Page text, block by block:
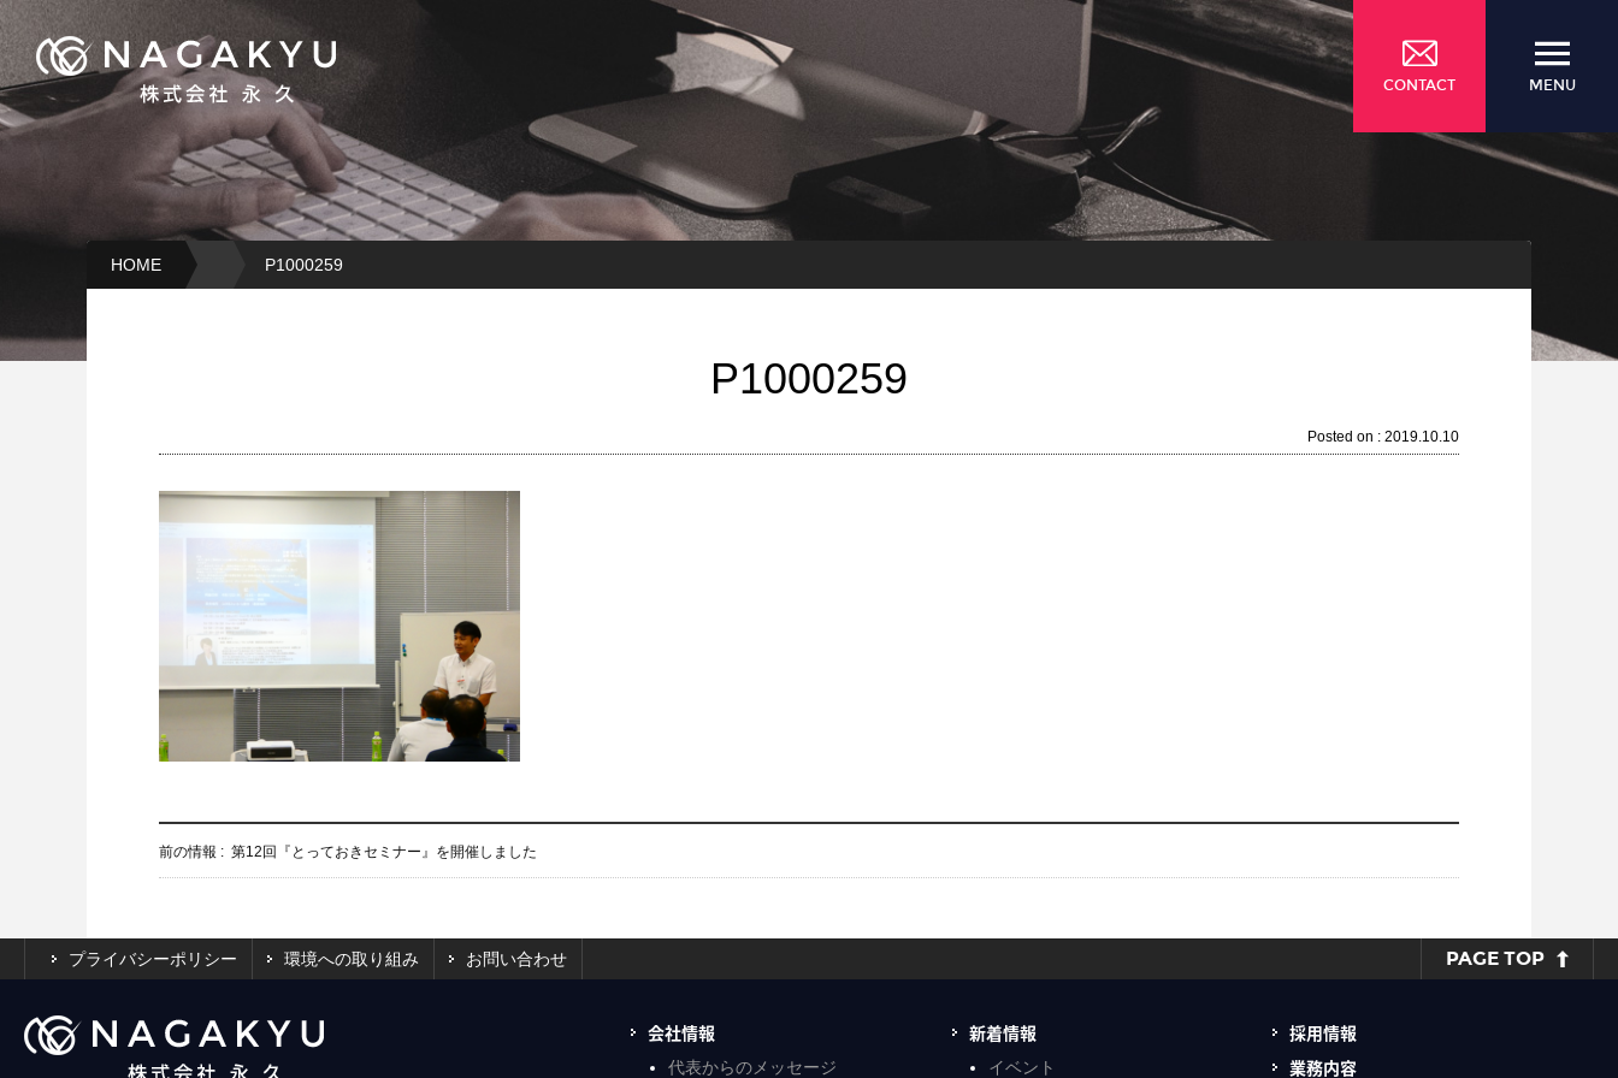
CONTACT MENU
HOME P1000259
P1000259
Posted on : 2019.10.10
前の情報 : 第12回『とっておきセミナー』を開催しました
プライバシーポリシー 環境への取り組み お問い合わせ PAGE TOP
会社情報
代表からのメッセージ
新着情報
イベント
採用情報
業務内容